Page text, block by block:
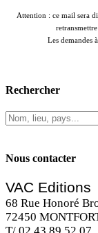
Attention : ce mail sera
Les demandes
Rechercher
Nous contacter
VAC Editions
68 Rue Honoré
72450